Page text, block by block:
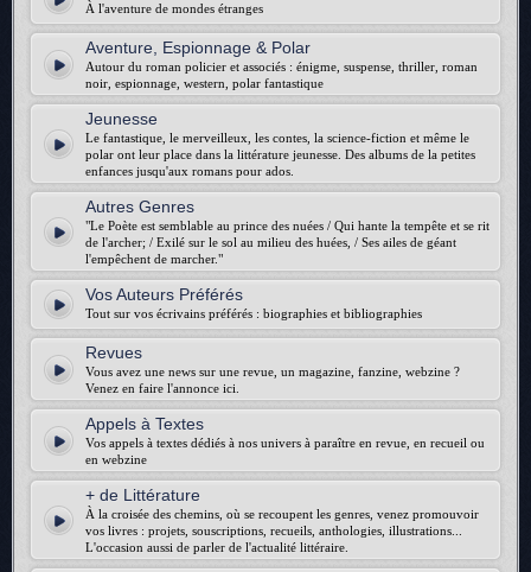
À l'aventure de mondes étranges
Aventure, Espionnage & Polar
Autour du roman policier et associés : énigme, suspense, thriller, roman
noir, espionnage, western, polar fantastique
Jeunesse
Le fantastique, le merveilleux, les contes, la science-fiction et même le
polar ont leur place dans la littérature jeunesse. Des albums de la petites
enfances jusqu'aux romans pour ados.
Autres Genres
"Le Poète est semblable au prince des nuées / Qui hante la tempête et se rit
de l'archer; / Exilé sur le sol au milieu des huées, / Ses ailes de géant
l'empêchent de marcher."
Vos Auteurs Préférés
Tout sur vos écrivains préférés : biographies et bibliographies
Revues
Vous avez une news sur une revue, un magazine, fanzine, webzine ?
Venez en faire l'annonce ici.
Appels à Textes
Vos appels à textes dédiés à nos univers à paraître en revue, en recueil ou
en webzine
+ de Littérature
À la croisée des chemins, où se recoupent les genres, venez promouvoir
vos livres : projets, souscriptions, recueils, anthologies, illustrations...
L'occasion aussi de parler de l'actualité littéraire.